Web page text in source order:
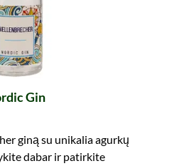
Gin
giną su unikalia agurkų
dabar ir patirkite